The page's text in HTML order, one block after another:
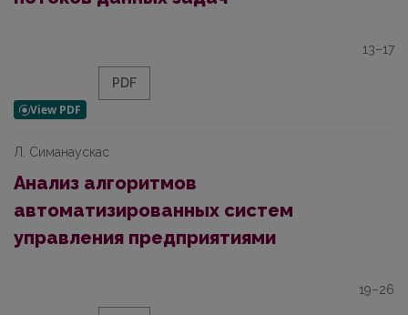
13–17
PDF
Л. Симанаускас
Анализ алгоритмов
автоматизированных систем
управления предприятиями
19–26